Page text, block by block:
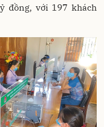
đồng, với 197 khách